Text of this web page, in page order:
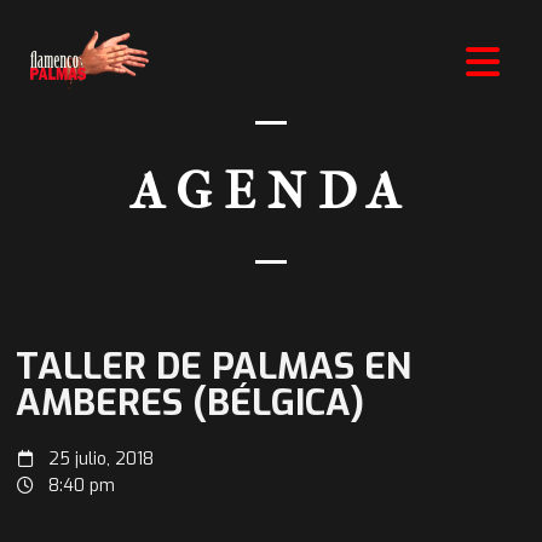
AGENDA
TALLER DE PALMAS EN
AMBERES (BÉLGICA)
25 julio, 2018
8:40 pm